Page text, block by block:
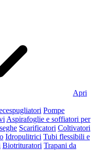
Apri
Pompe
Aspirafoglie e soffiatori per
Scarificatori Coltivatori
Idropulitrici Tubi flessibili e
Biotrituratori Trapani da